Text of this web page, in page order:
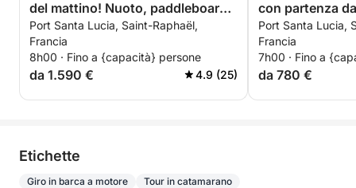
del mattino! Nuoto, paddleboard e
relax in programma.
Port Santa Lucia, Saint-Raphaël,
Francia
8h00 · Fino a {capacità} persone
da 1.590 € 4.9 (25)
con partenza
Port Santa Lucia,
Francia
7h00 · Fino a
da 780 €
Etichette
Giro in barca a motore
Tour in catamarano